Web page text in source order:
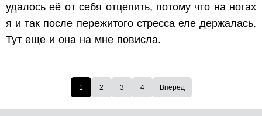
удалось её от себя отцепить, потому что на ногах
я и так после пережитого стресса еле держалась.
Тут еще и она на мне повисла.
1 2 3 4 Вперед